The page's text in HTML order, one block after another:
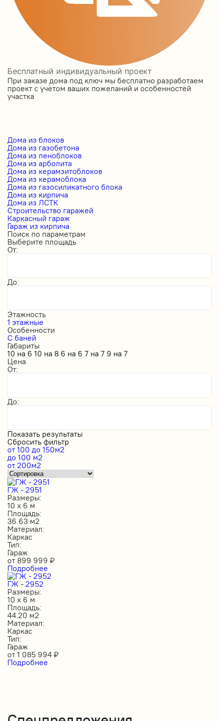
Бесплатный индивидуальный проект
При заказе дома под ключ мы бесплатно разработаем
проект с учётом ваших пожеланий и особенностей
участка
Дома из блоков
Дома из газобетона
Дома из пеноблоков
Дома из арболита
Дома из керамзитоблоков
Дома из керамоблока
Дома из газосиликатного блока
Дома из кирпича
Дома из ЛСТК
Строительство гаражей
Каркасный гараж
Гараж из кирпича
Поиск по параметрам
Выберите площадь
От:
До:
Этажность
1 этажные
Особенности
С баней
Габариты
10 на 6 10 на 8 6 на 6 7 на 7 9 на 7
Цена
От:
До:
Показать результаты
Сбросить фильтр
от 100 до 150м2
до 100 м2
от 200м2
ГЖ - 2951
Размеры:
10 х 6 м
Площадь:
36.63 м2
Материал:
Каркас
Тип:
Гараж
от 899 999 ₽
Подробнее
ГЖ - 2952
Размеры:
10 х 6 м
Площадь:
44.20 м2
Материал:
Каркас
Тип:
Гараж
от 1 085 994 ₽
Подробнее